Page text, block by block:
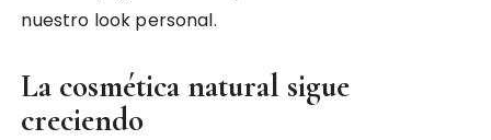
nuestro look personal.
La cosmética natural sigue
creciendo